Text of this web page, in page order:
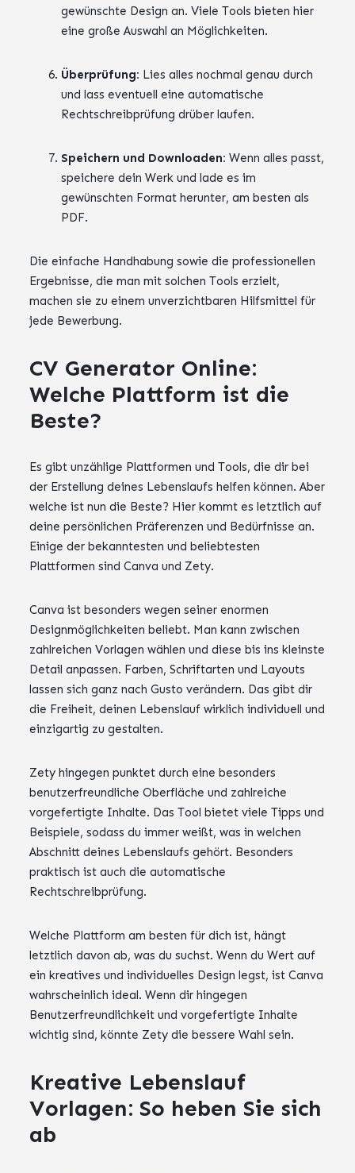
gewünschte Design an. Viele Tools bieten hier
eine große Auswahl an Möglichkeiten.
Überprüfung: Lies alles nochmal genau durch
und lass eventuell eine automatische
Rechtschreibprüfung drüber laufen.
Speichern und Downloaden: Wenn alles passt,
speichere dein Werk und lade es im
gewünschten Format herunter, am besten als
PDF.
Die einfache Handhabung sowie die professionellen
Ergebnisse, die man mit solchen Tools erzielt,
machen sie zu einem unverzichtbaren Hilfsmittel für
jede Bewerbung.
CV Generator Online:
Welche Plattform ist die
Beste?
Es gibt unzählige Plattformen und Tools, die dir bei
der Erstellung deines Lebenslaufs helfen können. Aber
welche ist nun die Beste? Hier kommt es letztlich auf
deine persönlichen Präferenzen und Bedürfnisse an.
Einige der bekanntesten und beliebtesten
Plattformen sind Canva und Zety.
Canva ist besonders wegen seiner enormen
Designmöglichkeiten beliebt. Man kann zwischen
zahlreichen Vorlagen wählen und diese bis ins kleinste
Detail anpassen. Farben, Schriftarten und Layouts
lassen sich ganz nach Gusto verändern. Das gibt dir
die Freiheit, deinen Lebenslauf wirklich individuell und
einzigartig zu gestalten.
Zety hingegen punktet durch eine besonders
benutzerfreundliche Oberfläche und zahlreiche
vorgefertigte Inhalte. Das Tool bietet viele Tipps und
Beispiele, sodass du immer weißt, was in welchen
Abschnitt deines Lebenslaufs gehört. Besonders
praktisch ist auch die automatische
Rechtschreibprüfung.
Welche Plattform am besten für dich ist, hängt
letztlich davon ab, was du suchst. Wenn du Wert auf
ein kreatives und individuelles Design legst, ist Canva
wahrscheinlich ideal. Wenn dir hingegen
Benutzerfreundlichkeit und vorgefertigte Inhalte
wichtig sind, könnte Zety die bessere Wahl sein.
Kreative Lebenslauf
Vorlagen: So heben Sie sich
ab